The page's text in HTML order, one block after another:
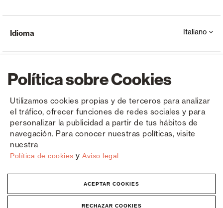
Política sobre Cookies
Utilizamos cookies propias y de terceros para analizar
el tráfico, ofrecer funciones de redes sociales y para
personalizar la publicidad a partir de tus hábitos de
navegación. Para conocer nuestras políticas, visite
nuestra
Política de cookies y Aviso legal
ACEPTAR COOKIES
RECHAZAR COOKIES
Copyright © Saxun 2023 - 2026 politica sulla riservatezza Avviso legale Cookies
Idioma Italiano